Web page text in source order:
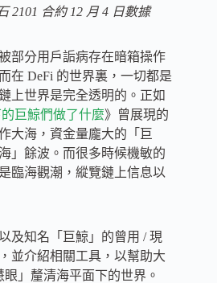
2101 合約 12 月 4 日數據
部分用戶詬病存在暗箱操作
在 DeFi 的世界裏，一切都是
上世界是完全透明的。正如
巨鯨們做了什麼》曾展現的
大海，資金量龐大的「巨
」餘波。而很多時候機敏的
臨海觀潮，縱覽鏈上信息以
及知名「巨鯨」的曾用 / 現
並介紹相關工具，以幫助大
」釐清海平面下的世界。